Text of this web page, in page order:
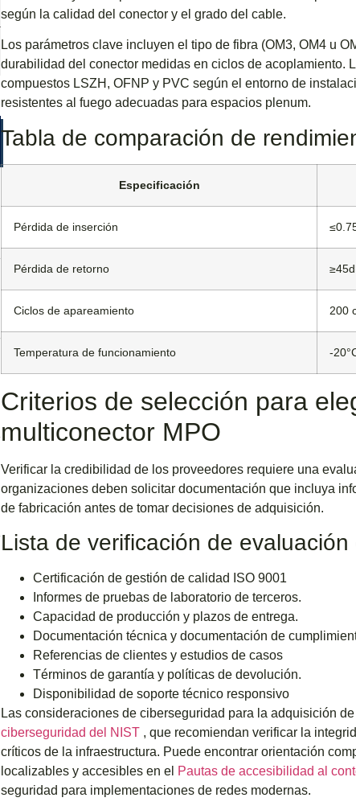
según la calidad del conector y el grado del cable.
Los parámetros clave incluyen el tipo de fibra (OM3, OM4 u
durabilidad del conector medidas en ciclos de acoplamiento.
compuestos LSZH, OFNP y PVC según el entorno de
resistentes al fuego adecuadas para espacios plenum.
Tabla de comparación de
Especificación
Pérdida de inserción
Pérdida de retorno
Ciclos de apareamiento 200
Temperatura de funcionamiento -
Criterios de selección para
multiconector MPO
Verificar la credibilidad de los proveedores requiere una
organizaciones deben solicitar documentación que incluya
de fabricación antes de tomar decisiones de adquisición.
Lista de verificación de
Certificación de gestión de calidad ISO 9001
Informes de pruebas de laboratorio de terceros.
Capacidad de producción y plazos de entrega.
Documentación técnica y documentación de
Referencias de clientes y estudios de casos
Términos de garantía y políticas de devolución.
Disponibilidad de soporte técnico responsivo
Las consideraciones de ciberseguridad para la adquisición
ciberseguridad del NIST , que recomiendan verificar la
críticos de la infraestructura. Puede encontrar orientación
localizables y accesibles en el Pautas de accesibilidad al
seguridad para implementaciones de redes modernas.